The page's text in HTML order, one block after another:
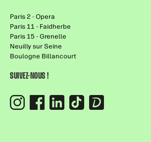
Paris 2 - Opera
Paris 11 - Faidherbe
Paris 15 - Grenelle
Neuilly sur Seine
Boulogne Billancourt
SUIVEZ-NOUS !